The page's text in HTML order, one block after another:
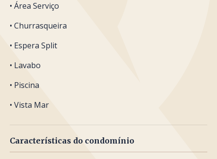
• Área Serviço
• Churrasqueira
• Espera Split
• Lavabo
• Piscina
• Vista Mar
Características do condomínio